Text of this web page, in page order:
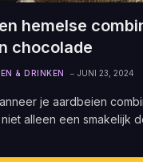
hemelse
chocolade
& DRINKEN JUNI 23, 2024
je aardbeien
alleen een smakelijk